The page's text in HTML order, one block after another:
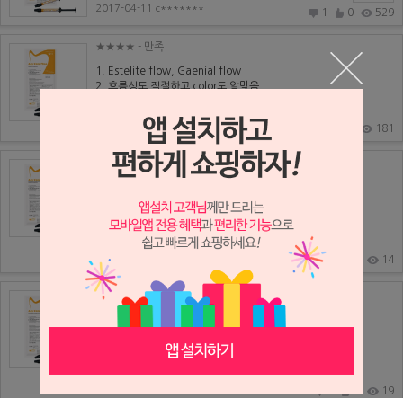
2017-04-11 c******* 1 0 529
★★★★ - 만족
1. Estelite flow, Gaenial flow
2. 흐름성도 적절하고 color도 알맞음
2017-04-11 n****** 181
★★★★ - 만족
2. color가 자연스러움, 흐름성도 좋음, 가격 만족도 높
3.흐름성은...
14
★★★★ - 만족
1). 현재 사용중인 타사 상품
2) 타사 상품과 비교했을 때 장점
19